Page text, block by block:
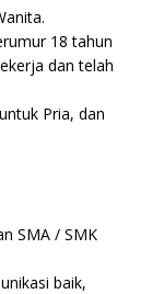
18 tahun
dan telah
Pria, dan
SMA / SMK
baik,